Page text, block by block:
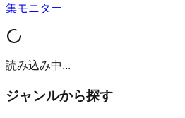
集モニター
読み込み中...
ジャンルから探す